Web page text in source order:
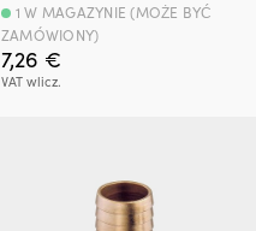
7,26 €
VAT wlicz.
1 W MAGAZYNIE (MOŻE BYĆ
ZAMÓWIONY)